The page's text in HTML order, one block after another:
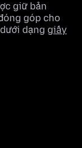
giữ bản
góp cho
dạng giấy